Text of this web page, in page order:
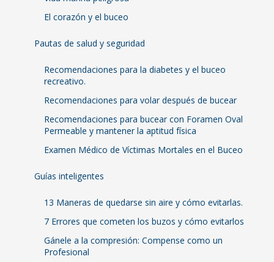
El corazón y el buceo
Pautas de salud y seguridad
Recomendaciones para la diabetes y el buceo
recreativo.
Recomendaciones para volar después de bucear
Recomendaciones para bucear con Foramen Oval
Permeable y mantener la aptitud física
Examen Médico de Víctimas Mortales en el Buceo
Guías inteligentes
13 Maneras de quedarse sin aire y cómo evitarlas.
7 Errores que cometen los buzos y cómo evitarlos
Gánele a la compresión: Compense como un
Profesional